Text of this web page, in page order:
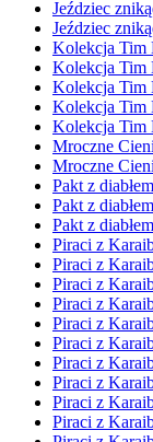
Jeździec
Jeździec
Kolekcja Tim
Kolekcja Tim
Kolekcja Tim
Kolekcja Tim
Kolekcja Tim
Mroczne
Mroczne
Pakt z diabłem
Pakt z
Pakt z
Piraci z
Piraci z
Piraci z
Piraci z
Piraci z
Piraci z
Piraci z
Piraci z
Piraci z
Piraci z